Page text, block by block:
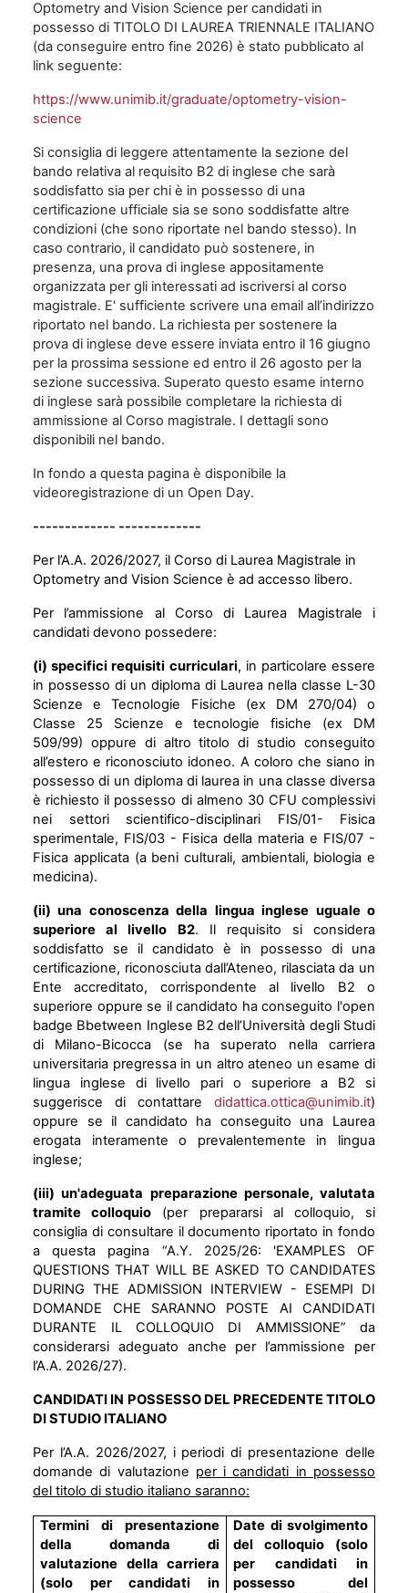
Optometry and Vision Science per candidati in
possesso di TITOLO DI LAUREA TRIENNALE ITALIANO
(da conseguire entro fine 2026) è stato pubblicato al
link seguente:
https://www.unimib.it/graduate/optometry-vision-
science
Si consiglia di leggere attentamente la sezione del
bando relativa al requisito B2 di inglese che sarà
soddisfatto sia per chi è in possesso di una
certificazione ufficiale sia se sono soddisfatte altre
condizioni (che sono riportate nel bando stesso). In
caso contrario, il candidato può sostenere, in
presenza, una prova di inglese appositamente
organizzata per gli interessati ad iscriversi al corso
magistrale. E' sufficiente scrivere una email all’indirizzo
riportato nel bando. La richiesta per sostenere la
prova di inglese deve essere inviata entro il 16 giugno
per la prossima sessione ed entro il 26 agosto per la
sezione successiva. Superato questo esame interno
di inglese sarà possibile completare la richiesta di
ammissione al Corso magistrale. I dettagli sono
disponibili nel bando.
In fondo a questa pagina è disponibile la
videoregistrazione di un Open Day.
------------- -------------
Per l’A.A. 2026/2027, il Corso di Laurea Magistrale in
Optometry and Vision Science è ad accesso libero.
Per l’ammissione al Corso di Laurea Magistrale i
candidati devono possedere:
(i) specifici requisiti curriculari, in particolare essere
in possesso di un diploma di Laurea nella classe L-30
Scienze e Tecnologie Fisiche (ex DM 270/04) o
Classe 25 Scienze e tecnologie fisiche (ex DM
509/99) oppure di altro titolo di studio conseguito
all’estero e riconosciuto idoneo. A coloro che siano in
possesso di un diploma di laurea in una classe diversa
è richiesto il possesso di almeno 30 CFU complessivi
nei settori scientifico-disciplinari FIS/01- Fisica
sperimentale, FIS/03 - Fisica della materia e FIS/07 -
Fisica applicata (a beni culturali, ambientali, biologia e
medicina).
(ii) una conoscenza della lingua inglese uguale o
superiore al livello B2. Il requisito si considera
soddisfatto se il candidato è in possesso di una
certificazione, riconosciuta dall’Ateneo, rilasciata da un
Ente accreditato, corrispondente al livello B2 o
superiore oppure se il candidato ha conseguito l'open
badge Bbetween Inglese B2 dell’Università degli Studi
di Milano-Bicocca (se ha superato nella carriera
universitaria pregressa in un altro ateneo un esame di
lingua inglese di livello pari o superiore a B2 si
suggerisce di contattare didattica.ottica@unimib.it)
oppure se il candidato ha conseguito una Laurea
erogata interamente o prevalentemente in lingua
inglese;
(iii) un'adeguata preparazione personale, valutata
tramite colloquio (per prepararsi al colloquio, si
consiglia di consultare il documento riportato in fondo
a questa pagina “A.Y. 2025/26: 'EXAMPLES OF
QUESTIONS THAT WILL BE ASKED TO CANDIDATES
DURING THE ADMISSION INTERVIEW - ESEMPI DI
DOMANDE CHE SARANNO POSTE AI CANDIDATI
DURANTE IL COLLOQUIO DI AMMISSIONE” da
considerarsi adeguato anche per l’ammissione per
l’A.A. 2026/27).
CANDIDATI IN POSSESSO DEL PRECEDENTE TITOLO
DI STUDIO ITALIANO
Per l’A.A. 2026/2027, i periodi di presentazione delle
domande di valutazione per i candidati in possesso
del titolo di studio italiano saranno:
Termini di presentazione
della domanda di
valutazione della carriera
(solo per candidati in
Date di svolgimento
del colloquio (solo
per candidati in
possesso del